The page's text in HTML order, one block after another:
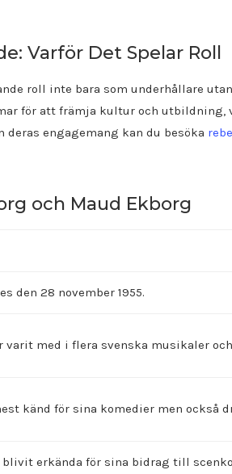
Varför Det Spelar Roll
roll inte bara som underhållare
för att främja kultur och
deras engagemang kan du besöka
och Maud Ekborg
den 28 november 1955.
varit med i flera svenska musikaler
känd för sina komedier men också
blivit erkända för sina bidrag till